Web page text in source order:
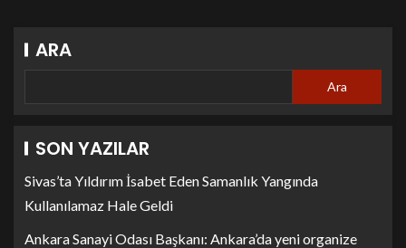
ARA
Ara
SON YAZILAR
Sivas’ta Yıldırım İsabet Eden Samanlık Yangında
Kullanılamaz Hale Geldi
Ankara Sanayi Odası Başkanı: Ankara’da yeni organize